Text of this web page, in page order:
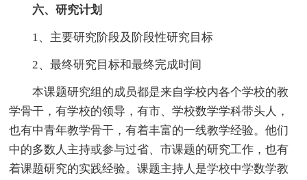
六、研究计划
1、主要研究阶段及阶段性研究目标
2、最终研究目标和最终完成时间
本课题研究组的成员都是来自学校内各个学校的教
学骨干，有学校的领导，有市、学校数学学科带头人，
也有中青年教学骨干，有着丰富的一线教学经验。他们
中的多数人主持或参与过省、市课题的研究工作，也有
着课题研究的实践经验。课题主持人是学校中学数学教